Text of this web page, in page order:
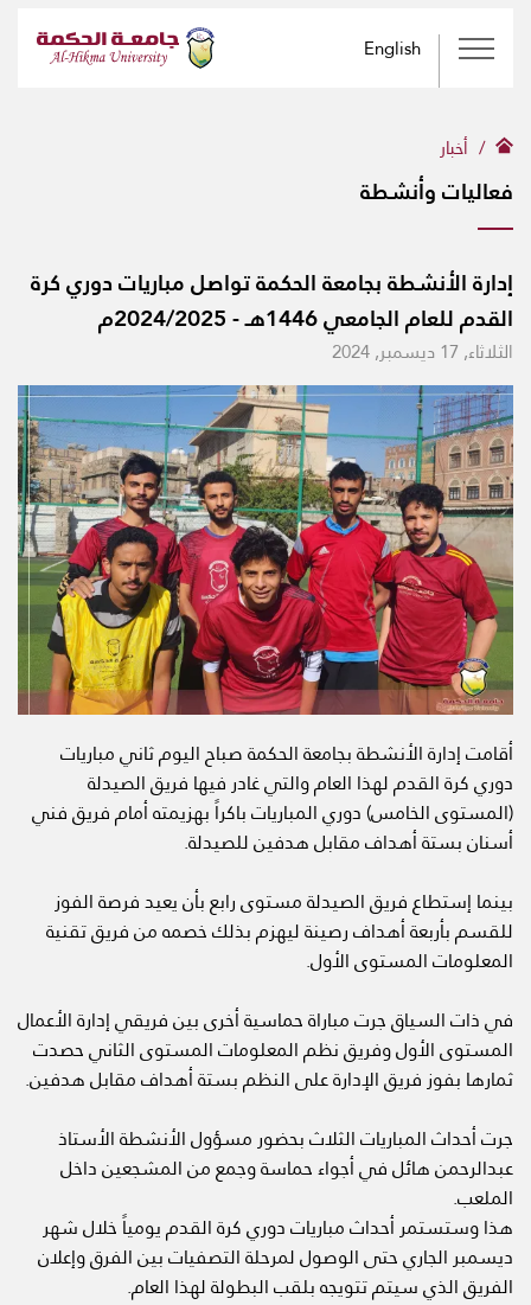
English
أخبار
فعاليات وأنشطة
إدارة الأنشطة بجامعة الحكمة تواصل مباريات دوري كرة
القدم للعام الجامعي 1446هـ - 2024/2025م
الثلاثاء, 17 ديسمبر, 2024
أقامت إدارة الأنشطة بجامعة الحكمة صباح اليوم ثاني مباريات
دوري كرة القدم لهذا العام والتي غادر فيها فريق الصيدلة
(المستوى الخامس) دوري المباريات باكراً بهزيمته أمام فريق فني
أسنان بستة أهداف مقابل هدفين للصيدلة.
بينما إستطاع فريق الصيدلة مستوى رابع بأن يعيد فرصة الفوز
للقسم بأربعة أهداف رصينة ليهزم بذلك خصمه من فريق تقنية
المعلومات المستوى الأول.
في ذات السياق جرت مباراة حماسية أخرى بين فريقي إدارة الأعمال
المستوى الأول وفريق نظم المعلومات المستوى الثاني حصدت
ثمارها بفوز فريق الإدارة على النظم بستة أهداف مقابل هدفين.
جرت أحداث المباريات الثلاث بحضور مسؤول الأنشطة الأستاذ
عبدالرحمن هائل في أجواء حماسة وجمع من المشجعين داخل
الملعب.
هذا وستستمر أحداث مباريات دوري كرة القدم يومياً خلال شهر
ديسمبر الجاري حتى الوصول لمرحلة التصفيات بين الفرق وإعلان
الفريق الذي سيتم تتويجه بلقب البطولة لهذا العام.